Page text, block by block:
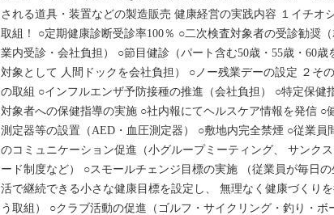
される道具・装置などの製造販売 健康経営の実践内容 １イチオ
取組！ ○定期健康診断受診率100％ ○二次検査対象者の受診勧奨
業内受診・会社負担） ○節目健診（パート含む50歳・55歳・60歳
対象として 人間ドックを会社負担） ○ノー残業デーの設定 ２そ
の取組 ○インフルエンザ予防接種の推進（会社負担） ○特定保健
対象者への保健指導の実施 ○社内報にてヘルスケア情報を発信 ○
測定器等の設置（AED・血圧測定器） ○敷地内完全禁煙 ○従業員
のコミュニケーション促進（小グループミーティング、 サンクス
ード制度など） ○スモールチェンジ目標の実施 （従業員が毎日の
活で継続できる小さな健康目標を設定し、 無理なく健康づくり
う取組） ○クラブ活動の促進（ゴルフ・サイクリング・釣り・ボ